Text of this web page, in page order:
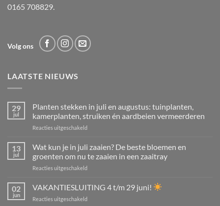
0165 708829.
Volg ons
LAATSTE NIEUWS
29
jul
Planten stekken in juli en augustus: tuinplanten,
kamerplanten, struiken én aardbeien vermeerderen
Reacties uitgeschakeldvoor
stekken
in
juli
en
tuinplanten,
struiken
13
jul
Wat kun je in juli zaaien? De beste bloemen en
groenten om nu te zaaien in een zaaitray
Reacties uitgeschakeldvoor
kun
je
in
02
jun
VAKANTIESLUITING 4 t/m 29 juni!
Reacties uitgeschakeldvoor